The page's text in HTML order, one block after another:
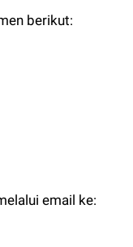
berikut:
email ke: